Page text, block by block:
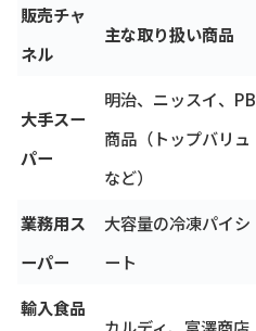
販売チャ
ネル
主な取り扱い商品
大手スー
パー
明治、ニッスイ、PB
商品（トップバリュ
など）
業務用ス
ーパー
大容量の冷凍パイシ
ート
輸入食品